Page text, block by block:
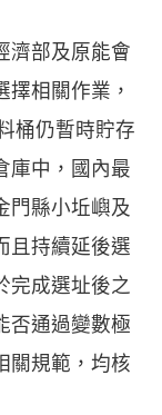
濟部及原能會
相關作業，
桶仍暫時貯存
庫中，國內最
門縣小坵嶼及
且持續延後選
完成選址後之
否通過變數極
關規範，均核